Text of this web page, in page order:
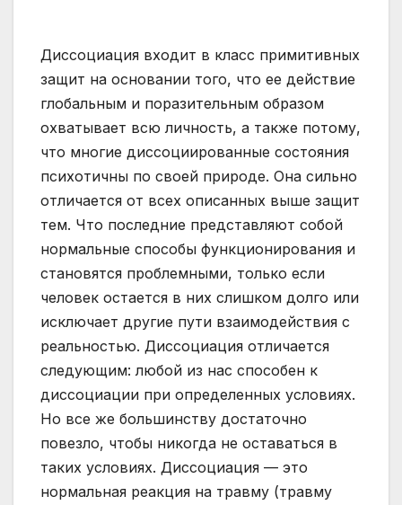
Диссоциация входит в класс примитивных
защит на основании того, что ее действие
глобальным и поразительным образом
охватывает всю личность, а также потому,
что многие диссоциированные состояния
психотичны по своей природе. Она сильно
отличается от всех описанных выше защит
тем. Что последние представляют собой
нормальные способы функционирования и
становятся проблемными, только если
человек остается в них слишком долго или
исключает другие пути взаимодействия с
реальностью. Диссоциация отличается
следующим: любой из нас способен к
диссоциации при определенных условиях.
Но все же большинству достаточно
повезло, чтобы никогда не оставаться в
таких условиях. Диссоциация — это
нормальная реакция на травму (травму